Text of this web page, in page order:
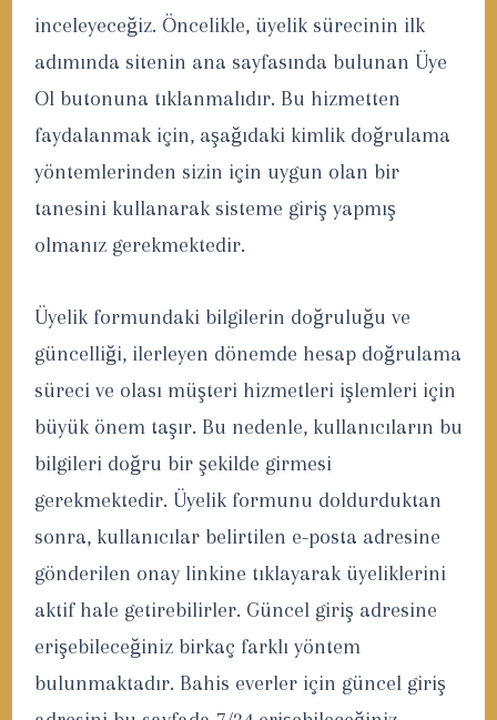
inceleyeceğiz. Öncelikle, üyelik sürecinin ilk
adımında sitenin ana sayfasında bulunan Üye
Ol butonuna tıklanmalıdır. Bu hizmetten
faydalanmak için, aşağıdaki kimlik doğrulama
yöntemlerinden sizin için uygun olan bir
tanesini kullanarak sisteme giriş yapmış
olmanız gerekmektedir.
Üyelik formundaki bilgilerin doğruluğu ve
güncelliği, ilerleyen dönemde hesap doğrulama
süreci ve olası müşteri hizmetleri işlemleri için
büyük önem taşır. Bu nedenle, kullanıcıların bu
bilgileri doğru bir şekilde girmesi
gerekmektedir. Üyelik formunu doldurduktan
sonra, kullanıcılar belirtilen e-posta adresine
gönderilen onay linkine tıklayarak üyeliklerini
aktif hale getirebilirler. Güncel giriş adresine
erişebileceğiniz birkaç farklı yöntem
bulunmaktadır. Bahis everler için güncel giriş